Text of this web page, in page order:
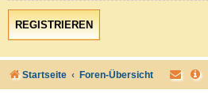
REGISTRIEREN
Startseite Foren-Übersicht